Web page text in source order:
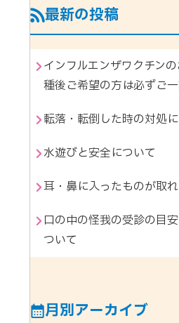
最新の投稿
インフルエンザワクチン
種後ご希望の方は必ずご一
転落・転倒した時の対処
水遊びと安全について
耳・鼻に入ったものが取
口の中の怪我の受診の目
ついて
月別アーカイブ